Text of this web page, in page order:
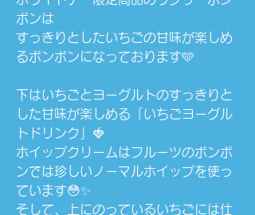
ボンは
すっきりとしたいちごの甘味が楽しめ
るボンボンになっております🩵
下はいちごとヨーグルトのすっきりと
した甘味が楽しめる「いちごヨーグル
トドリンク」🍓
ホイップクリームはフルーツのボンボ
ンでは珍しいノーマルホイップを使っ
ています😳✨
そして、上にのっているいちごには仕